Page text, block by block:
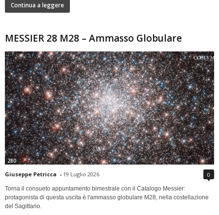
Continua a leggere
MESSIER 28 M28 – Ammasso Globulare
280
Giuseppe Petricca - 19 Luglio 2026 0
Torna il consueto appuntamento bimestrale con il Catalogo Messier:
protagonista di questa uscita è l'ammasso globulare M28, nella costellazione
del Sagittario.